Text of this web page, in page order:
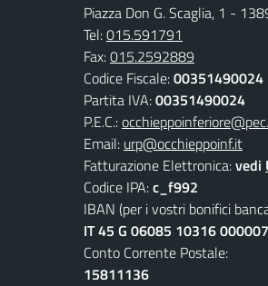
Piazza Don G. Scaglia, 1 -
Tel:015.591791
Fax:015.2592889
Codice Fiscale:00351490024
Partita IVA:00351490024
P.E.C.:
Email: urp@occhieppoinf.it
Fatturazione Elettronica:vedi
Codice IPA:c_f992
IBAN (per i vostri bonifici
IT 45 G 06085 10316
Conto Corrente Postale:
15811136